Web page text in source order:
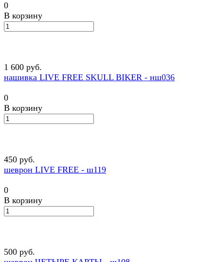
0
В корзину
1 600 руб.
нашивка LIVE FREE SKULL BIKER - нш036
0
В корзину
450 руб.
шеврон LIVE FREE - ш119
0
В корзину
500 руб.